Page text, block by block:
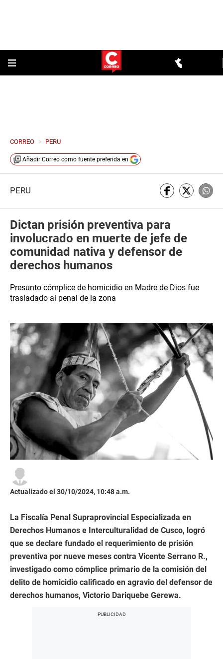
CORREO > PERU
Añadir Correo como fuente preferida en
PERÚ
Dictan prisión preventiva para
involucrado en muerte de jefe de
comunidad nativa y defensor de
derechos humanos
Presunto cómplice de homicidio en Madre de Dios fue
trasladado al penal de la zona
Actualizado el 30/10/2024, 10:48 a.m.
La Fiscalía Penal Supraprovincial Especializada en
Derechos Humanos e Interculturalidad de Cusco, logró
que se declare fundado el requerimiento de prisión
preventiva por nueve meses contra Vicente Serrano R.,
investigado como cómplice primario de la comisión del
delito de homicidio calificado en agravio del defensor de
derechos humanos, Victorio Dariquebe Gerewa.